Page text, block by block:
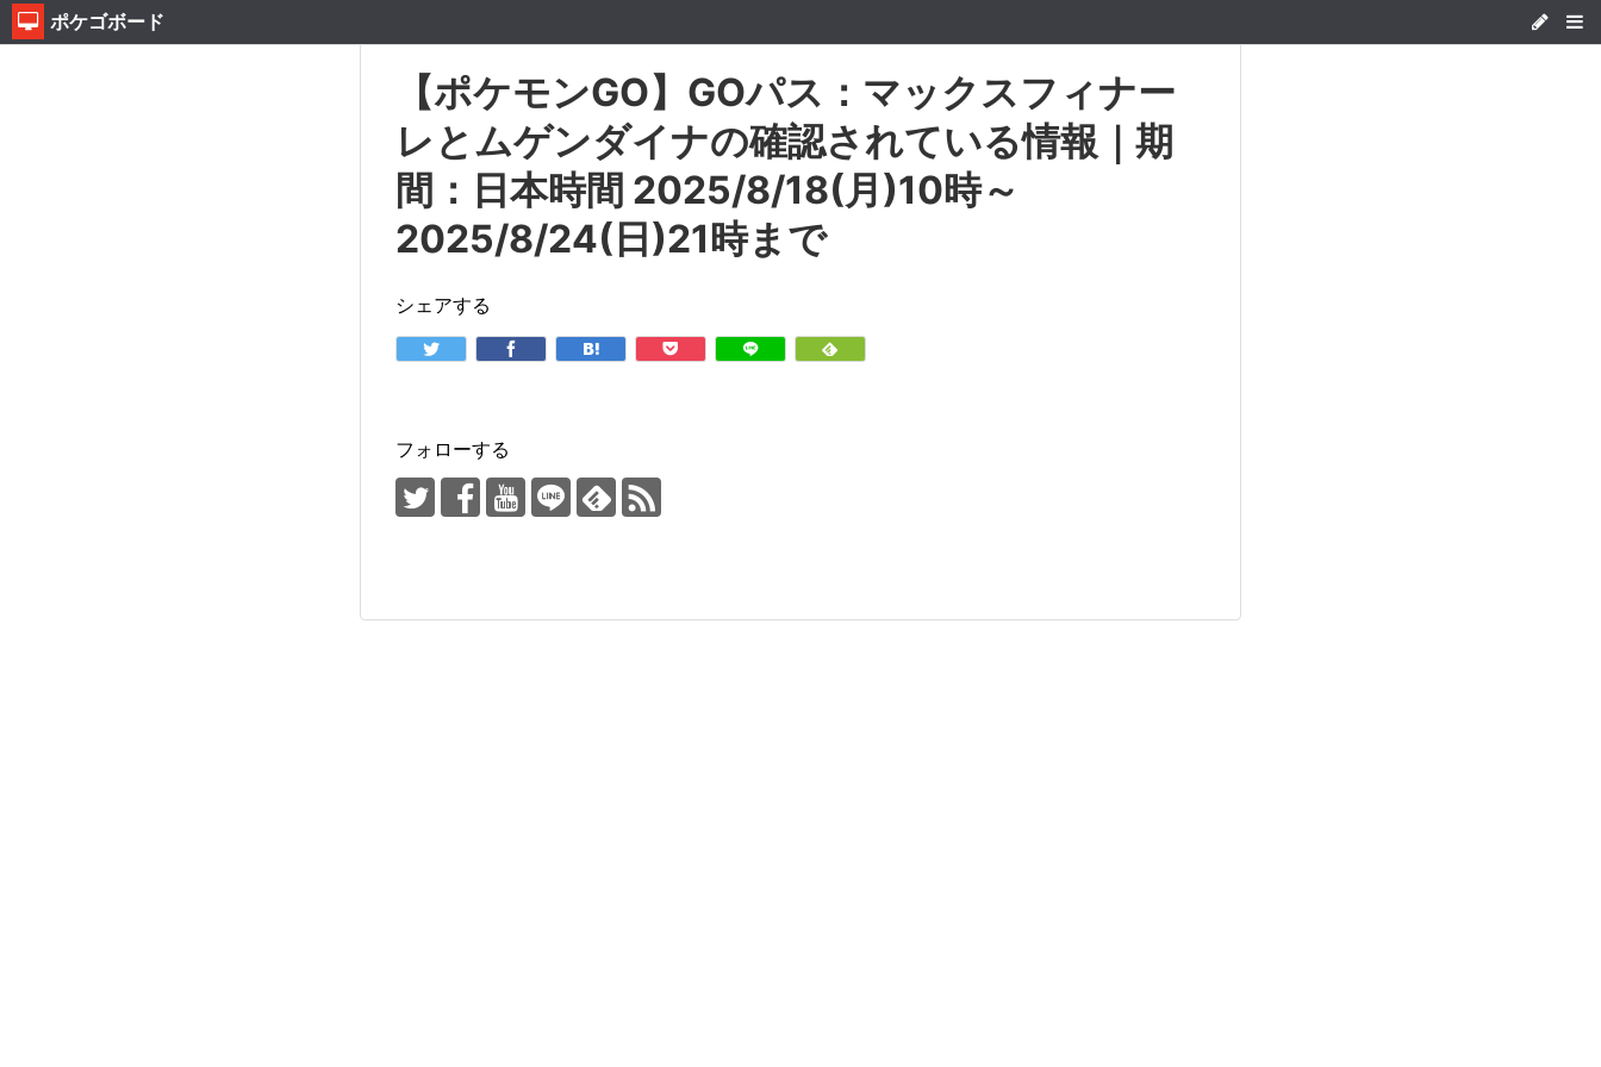
ポケゴボード
【ポケモンGO】GOパス：マックスフィナー
レとムゲンダイナの確認されている情報｜期
間：日本時間 2025/8/18(月)10時～
2025/8/24(日)21時まで
シェアする
フォローする